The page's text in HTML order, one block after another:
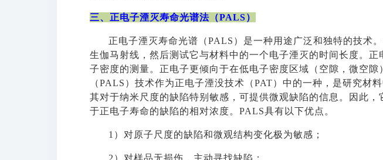
三、 正电子湮灭寿命光谱法（PALS）
正电子湮灭寿命光谱（PALS）是一种用途广泛和独特的技术
生伽马射线，然后测试它与材料中的一个电子湮灭的时间长度。
子密度的测量。正电子更倾向于在低电子密度区域（空隙，微空隙
（PALS）技术作为正电子湮没技术（PAT）中的一种，是研究材
其对于纳米尺度的缺陷特别敏感，可提供微观缺陷的信息。因此，
于正电子寿命的缺陷的相对浓度。PALS具有以下优点。
1）对原子尺度的缺陷和微观结构变化极为敏感；